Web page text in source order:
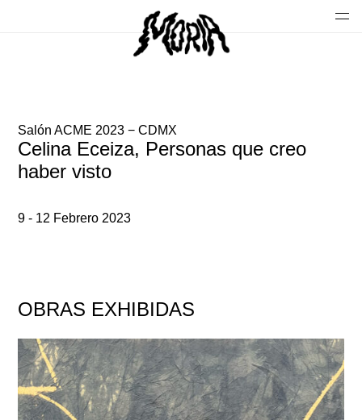
Salón ACME 2023 − CDMX
Celina Eceiza, Personas que creo
haber visto
9 - 12 Febrero 2023
OBRAS EXHIBIDAS